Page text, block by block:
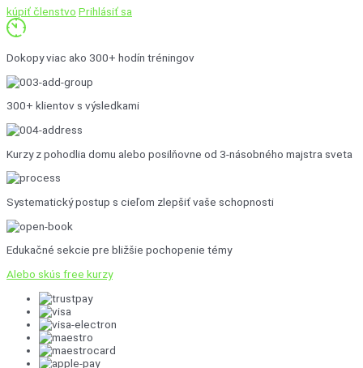
kúpiť členstvo Prihlásiť sa
Dokopy viac ako 300+ hodín tréningov
300+ klientov s výsledkami
Kurzy z pohodlia domu alebo posilňovne od 3-násobného majstra sveta
Systematický postup s cieľom zlepšiť vaše schopnosti
Edukačné sekcie pre bližšie pochopenie témy
Alebo skús free kurzy